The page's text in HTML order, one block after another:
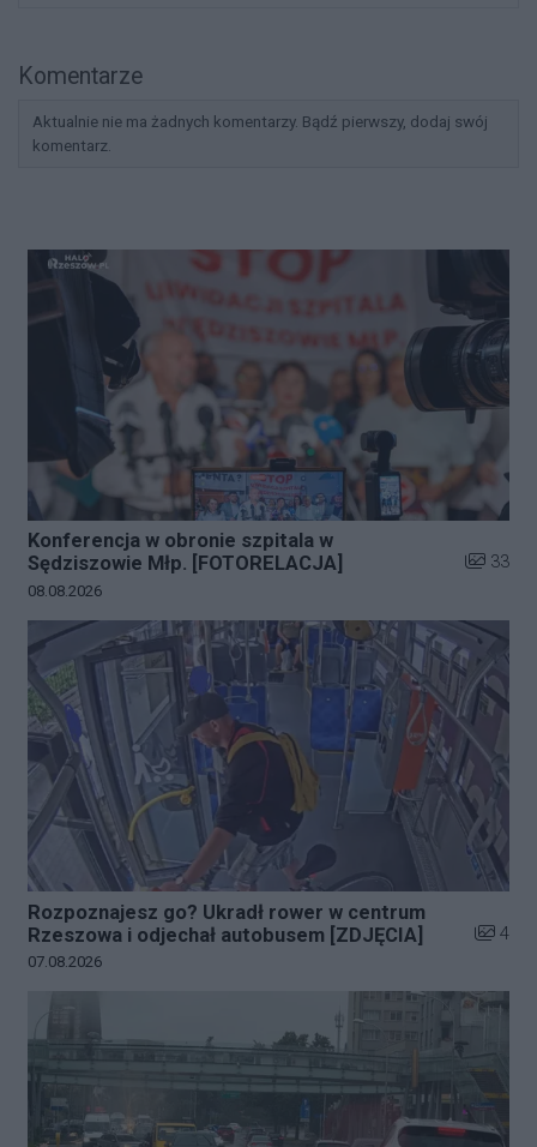
Komentarze
Aktualnie nie ma żadnych komentarzy. Bądź pierwszy, dodaj swój
komentarz.
Konferencja w obronie szpitala w
Sędziszowie Młp. [FOTORELACJA]
Liczba
33
Data dodania galerii:
08.08.2026
Rozpoznajesz go? Ukradł rower w centrum
Rzeszowa i odjechał autobusem [ZDJĘCIA]
Liczba
4
Data dodania galerii:
07.08.2026